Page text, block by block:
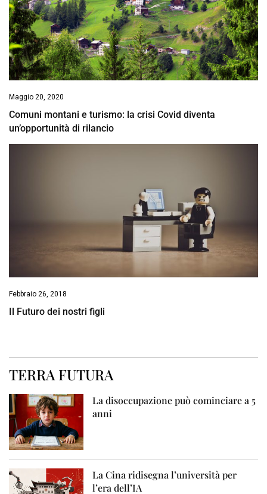
Maggio 20, 2020
Comuni montani e turismo: la crisi Covid diventa
un’opportunità di rilancio
Febbraio 26, 2018
Il Futuro dei nostri figli
TERRA FUTURA
La disoccupazione può cominciare a 5
anni
La Cina ridisegna l’università per
l’era dell’IA